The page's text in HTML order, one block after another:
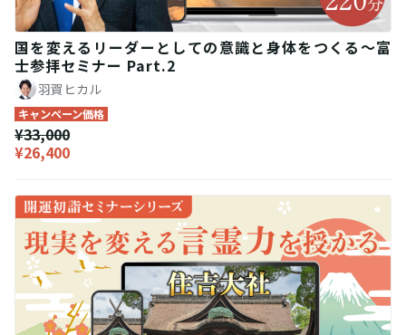
国を変えるリーダーとしての意識と身体をつくる〜富
士参拝セミナー Part.2
羽賀ヒカル
キャンペーン価格
¥33,000
¥26,400